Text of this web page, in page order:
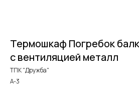
Термошкаф Погребок
с вентиляцией металл
ТПК "Дружба"
А-3